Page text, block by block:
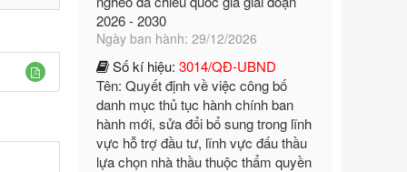
Số kí hiệu:
Tên: Quyết định về việc công bố
hành mới, sửa đổi bổ sung trong lĩnh
vực hỗ trợ đầu tư, lĩnh vực đấu thầu
lựa chọn nhà thầu thuộc thẩm quyền
giải quyết của Sở Tài chính và Ban
Quản lý Khu kinh tế Đông Nam